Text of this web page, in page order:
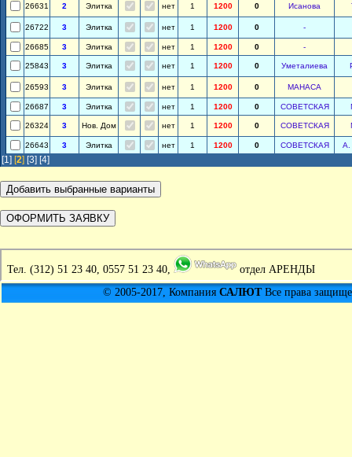
26631 2 Элитка нет 1 1200 0 Исанова
26722 3 Элитка нет 1 1200 0 -
26685 3 Элитка нет 1 1200 0 -
25843 3 Элитка нет 1 1200 0 Уметалиева
26593 3 Элитка нет 1 1200 0 МАНАСА
26687 3 Элитка нет 1 1200 0 СОВЕТСКАЯ
26324 3 Нов. Дом нет 1 1200 0 СОВЕТСКАЯ
26643 3 Элитка нет 1 1200 0 СОВЕТСКАЯ А.
[1] [2] [3] [4]
Тел. (312) 51 23 40, 0557 51 23 40,
отдел АРЕНДЫ
© 2005-2017, Компания САЛЮТВсе права